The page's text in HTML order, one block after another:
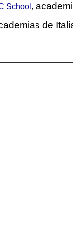
School ,
de